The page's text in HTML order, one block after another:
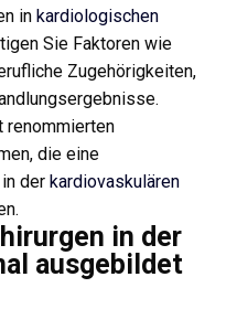
in kardiologischen
Sie Faktoren wie
Zugehörigkeiten,
renommierten
die eine
der kardiovaskulären
in der
ausgebildet